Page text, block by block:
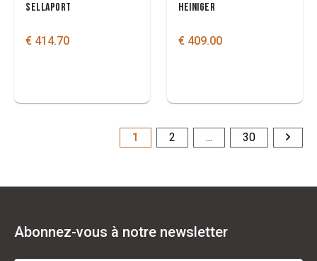
SELLAPORT
€ 414.70
HEINIGER
€ 409.00
1 2 ... 30
Abonnez-vous à notre newsletter